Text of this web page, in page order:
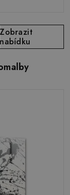
Zobrazit
nabídku